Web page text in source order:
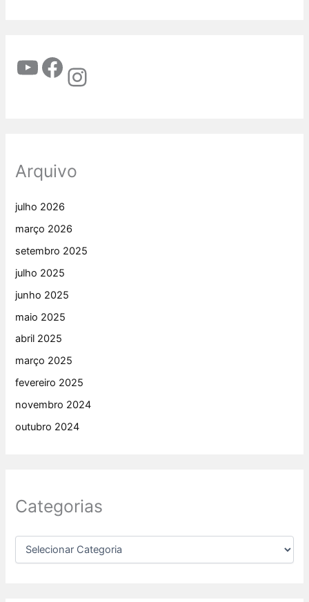
Arquivo
julho 2026
março 2026
setembro 2025
julho 2025
junho 2025
maio 2025
abril 2025
março 2025
fevereiro 2025
novembro 2024
outubro 2024
Categorias